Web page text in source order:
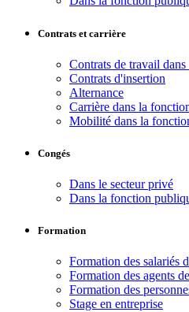
Contrats et carrière
Contrats de travail
Contrats d'insertion
Alternance
Carrière dans la
Mobilité dans la
Congés
Dans le secteur privé
Dans la fonction
Formation
Formation des salariés
Formation des agents
Formation des
Stage en entreprise